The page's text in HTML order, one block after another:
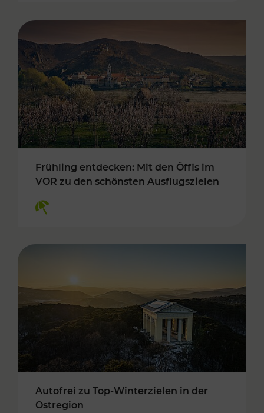
Frühling entdecken: Mit den Öffis im
VOR zu den schönsten Ausflugszielen
Autofrei zu Top-Winterzielen in der
Ostregion